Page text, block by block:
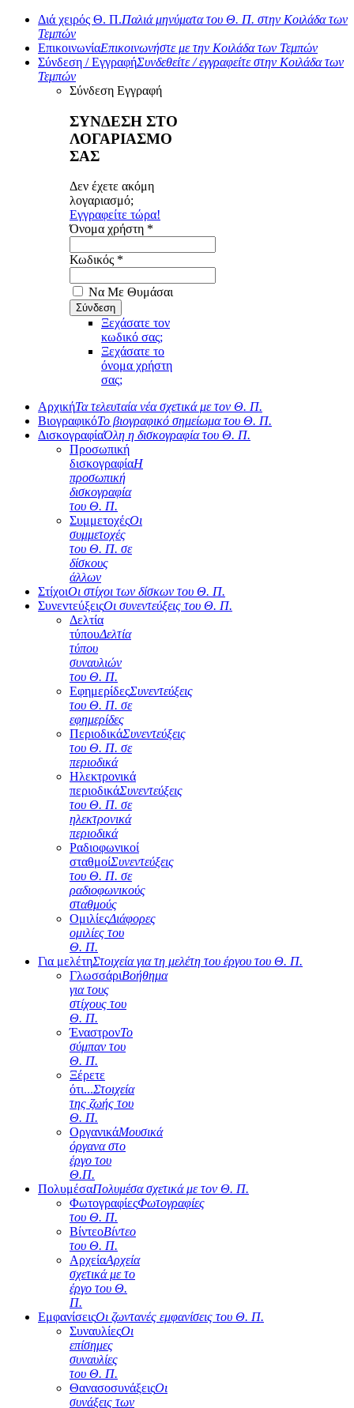
Διά χειρός Θ. Π.Παλιά μηνύματα του Θ. Π. στην Κοιλάδα των
Τεμπών
ΕπικοινωνίαΕπικοινωνήστε με την Κοιλάδα των Τεμπών
Σύνδεση / ΕγγραφήΣυνδεθείτε / εγγραφείτε στην Κοιλάδα των
Τεμπών
Σύνδεση Εγγραφή
ΣΥΝΔΕΣΗ ΣΤΟ
ΛΟΓΑΡΙΑΣΜΟ
ΣΑΣ
Δεν έχετε ακόμη
λογαριασμό;
Εγγραφείτε τώρα!
Όνομα χρήστη *
Κωδικός *
Να Με Θυμάσαι
Ξεχάσατε τον
κωδικό σας;
Ξεχάσατε το
όνομα χρήστη
σας;
ΑρχικήΤα τελευταία νέα σχετικά με τον Θ. Π.
ΒιογραφικόΤο βιογραφικό σημείωμα του Θ. Π.
ΔισκογραφίαΌλη η δισκογραφία του Θ. Π.
Προσωπική
δισκογραφίαΗ
προσωπική
δισκογραφία
του Θ. Π.
ΣυμμετοχέςΟι
συμμετοχές
του Θ. Π. σε
δίσκους
άλλων
ΣτίχοιΟι στίχοι των δίσκων του Θ. Π.
ΣυνεντεύξειςΟι συνεντεύξεις του Θ. Π.
Δελτία
τύπουΔελτία
τύπου
συναυλιών
του Θ. Π.
ΕφημερίδεςΣυνεντεύξεις
του Θ. Π. σε
εφημερίδες
ΠεριοδικάΣυνεντεύξεις
του Θ. Π. σε
περιοδικά
Ηλεκτρονικά
περιοδικάΣυνεντεύξεις
του Θ. Π. σε
ηλεκτρονικά
περιοδικά
Ραδιοφωνικοί
σταθμοίΣυνεντεύξεις
του Θ. Π. σε
ραδιοφωνικούς
σταθμούς
ΟμιλίεςΔιάφορες
ομιλίες του
Θ. Π.
Για μελέτηΣτοιχεία για τη μελέτη του έργου του Θ. Π.
ΓλωσσάριΒοήθημα
για τους
στίχους του
Θ. Π.
ΈναστρονΤο
σύμπαν του
Θ. Π.
Ξέρετε
ότι...Στοιχεία
της ζωής του
Θ. Π.
ΟργανικάΜουσικά
όργανα στο
έργο του
Θ.Π.
ΠολυμέσαΠολυμέσα σχετικά με τον Θ. Π.
ΦωτογραφίεςΦωτογραφίες
του Θ. Π.
ΒίντεοΒίντεο
του Θ. Π.
ΑρχείαΑρχεία
σχετικά με το
έργο του Θ.
Π.
ΕμφανίσειςΟι ζωντανές εμφανίσεις του Θ. Π.
ΣυναυλίεςΟι
επίσημες
συναυλίες
του Θ. Π.
ΘανασοσυνάξειςΟι
συνάξεις των